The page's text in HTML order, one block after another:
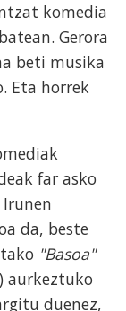
komedia
Gerora
beti musika
Eta horrek
far asko
da, beste
"Basoa"
aurkeztuko
duenez,